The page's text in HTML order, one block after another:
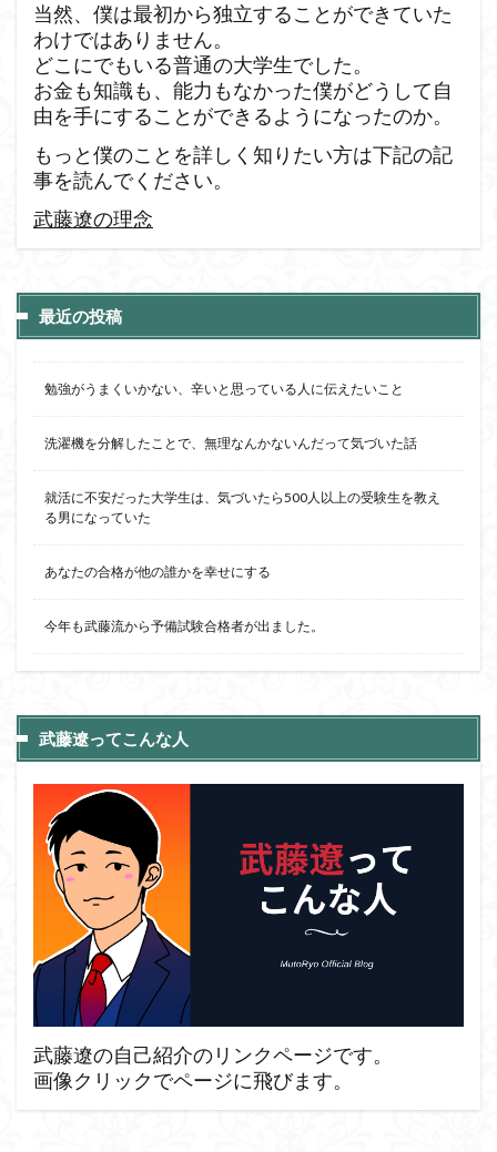
当然、僕は最初から独立することができていた
わけではありません。
どこにでもいる普通の大学生でした。
お金も知識も、能力もなかった僕がどうして自
由を手にすることができるようになったのか。
もっと僕のことを詳しく知りたい方は下記の記
事を読んでください。
武藤遼の理念
最近の投稿
勉強がうまくいかない、辛いと思っている人に伝えたいこと
洗濯機を分解したことで、無理なんかないんだって気づいた話
就活に不安だった大学生は、気づいたら500人以上の受験生を教え
る男になっていた
あなたの合格が他の誰かを幸せにする
今年も武藤流から予備試験合格者が出ました。
武藤遼ってこんな人
武藤遼の自己紹介のリンクページです。
画像クリックでページに飛びます。